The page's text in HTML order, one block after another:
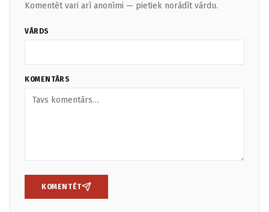
Komentēt vari arī anonīmi — pietiek norādīt vārdu.
VĀRDS
KOMENTĀRS
KOMENTĒT